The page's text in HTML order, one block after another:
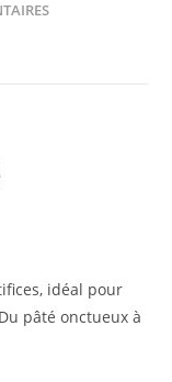
idéal pour
pâté onctueux à